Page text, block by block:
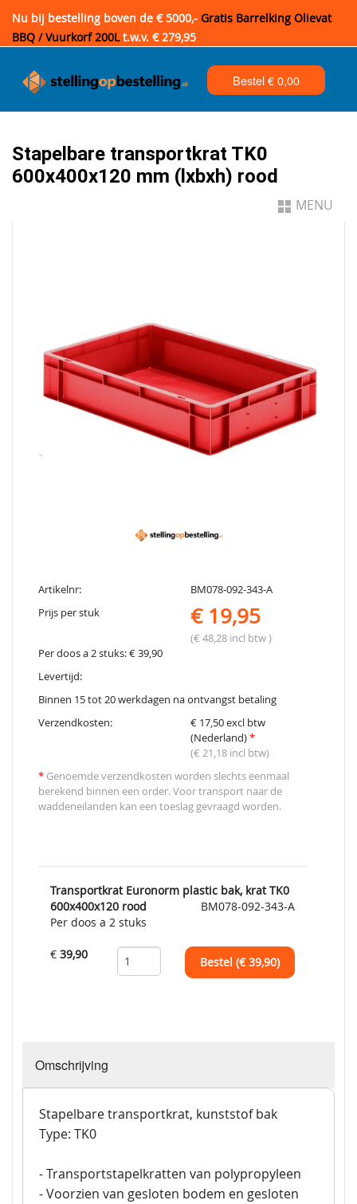
Nu bij bestelling boven de € 5000,- Gratis Barrelking Olievat
BBQ / Vuurkorf 200Lt.w.v. € 279,95
Bestel €0,00
Stapelbare transportkrat TK0
600x400x120 mm (lxbxh) rood
MENU
Artikelnr:
BM078-092-343-A
Prijs per stuk
€ 19,95
(€ 48,28 incl btw )
Per doos a 2 stuks: € 39,90
Levertijd:
Binnen 15 tot 20 werkdagen na ontvangst betaling
Verzendkosten:
€ 17,50 excl btw
(Nederland)*
(€ 21,18 incl btw)
* Genoemde verzendkosten worden slechts eenmaal
berekend binnen een order. Voor transport naar de
waddeneilanden kan een toeslag gevraagd worden.
Transportkrat Euronorm plastic bak, krat TK0
600x400x120 rood
BM078-092-343-A
Per doos a 2 stuks
€ 39,90
Bestel (€39,90)
Omschrijving
Stapelbare transportkrat, kunststof bak
Type: TK0
- Transportstapelkratten van polypropyleen
- Voorzien van gesloten bodem en gesloten